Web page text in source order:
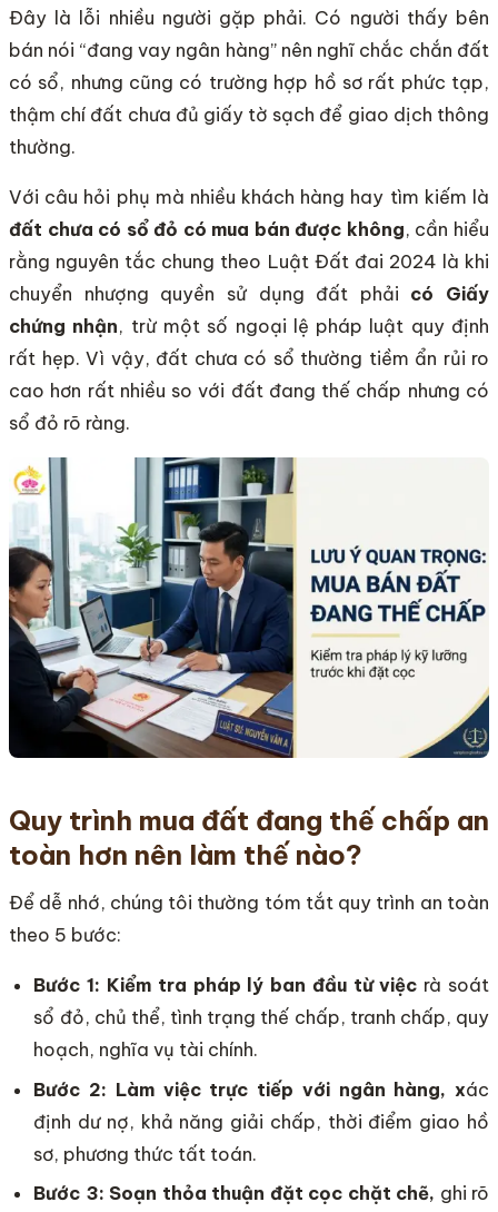
Đây là lỗi nhiều người gặp phải. Có người thấy bên
bán nói “đang vay ngân hàng” nên nghĩ chắc chắn đất
có sổ, nhưng cũng có trường hợp hồ sơ rất phức tạp,
thậm chí đất chưa đủ giấy tờ sạch để giao dịch thông
thường.
Với câu hỏi phụ mà nhiều khách hàng hay tìm kiếm là
đất chưa có sổ đỏ có mua bán được không, cần hiểu
rằng nguyên tắc chung theo Luật Đất đai 2024 là khi
chuyển nhượng quyền sử dụng đất phải có Giấy
chứng nhận, trừ một số ngoại lệ pháp luật quy định
rất hẹp. Vì vậy, đất chưa có sổ thường tiềm ẩn rủi ro
cao hơn rất nhiều so với đất đang thế chấp nhưng có
sổ đỏ rõ ràng.
Quy trình mua đất đang thế chấp an
toàn hơn nên làm thế nào?
Để dễ nhớ, chúng tôi thường tóm tắt quy trình an toàn
theo 5 bước:
Bước 1: Kiểm tra pháp lý ban đầu từ việc rà soát
sổ đỏ, chủ thể, tình trạng thế chấp, tranh chấp, quy
hoạch, nghĩa vụ tài chính.
Bước 2: Làm việc trực tiếp với ngân hàng, xác
định dư nợ, khả năng giải chấp, thời điểm giao hồ
sơ, phương thức tất toán.
Bước 3: Soạn thỏa thuận đặt cọc chặt chẽ, ghi rõ